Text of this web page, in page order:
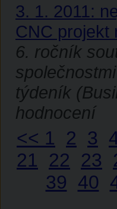
3. 1. 2011:
CNC projekt
6. ročník
týdeník
hodnocení
<< 1 2 3
21
22 23
39 40